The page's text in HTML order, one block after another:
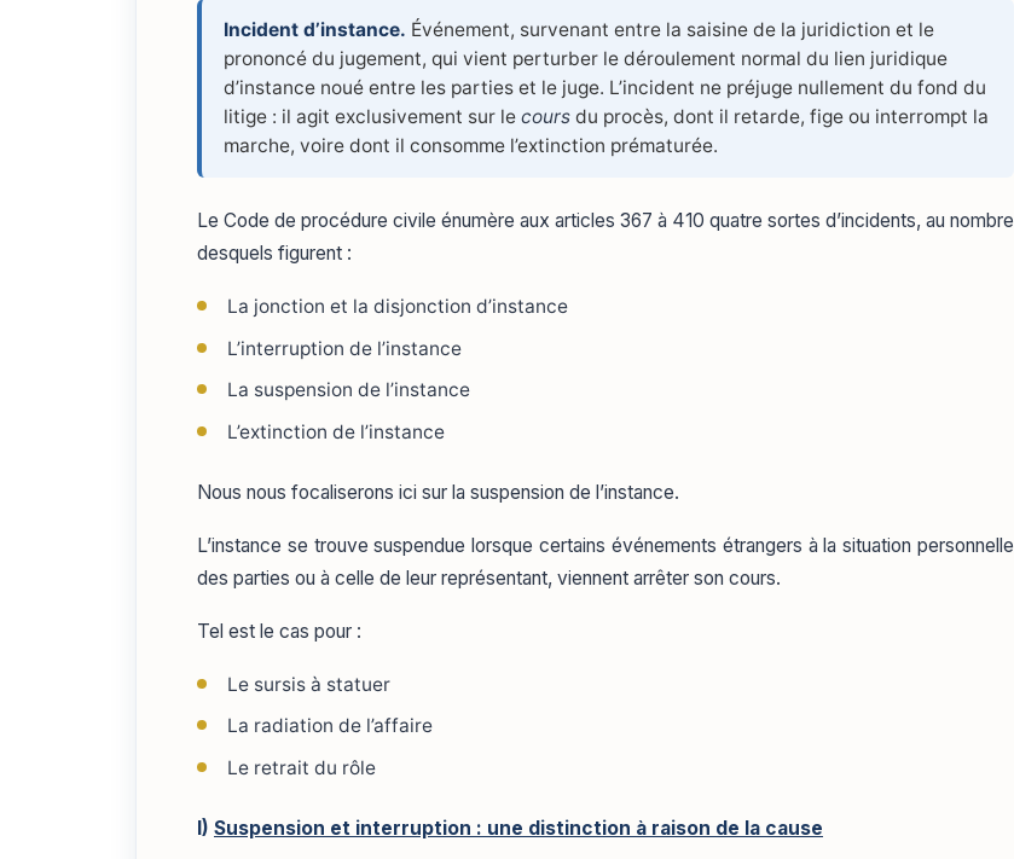
Incident d’instance. Événement, survenant entre la saisine de la juridiction et le
prononcé du jugement, qui vient perturber le déroulement normal du lien juridique
d’instance noué entre les parties et le juge. L’incident ne préjuge nullement du fond du
litige : il agit exclusivement sur le cours du procès, dont il retarde, fige ou interrompt la
marche, voire dont il consomme l’extinction prématurée.
Le Code de procédure civile énumère aux articles 367 à 410 quatre sortes d’incidents, au nombre
desquels figurent :
La jonction et la disjonction d’instance
L’interruption de l’instance
La suspension de l’instance
L’extinction de l’instance
Nous nous focaliserons ici sur la suspension de l’instance.
L’instance se trouve suspendue lorsque certains événements étrangers à la situation personnelle
des parties ou à celle de leur représentant, viennent arrêter son cours.
Tel est le cas pour :
Le sursis à statuer
La radiation de l’affaire
Le retrait du rôle
I) Suspension et interruption : une distinction à raison de la cause